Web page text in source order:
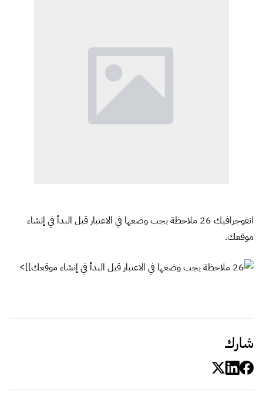
انفوجرافيك 26 ملاحظة يجب وضعها في الاعتبار قبل البدأ في إنشاء
موقعك.
]]>
شارك